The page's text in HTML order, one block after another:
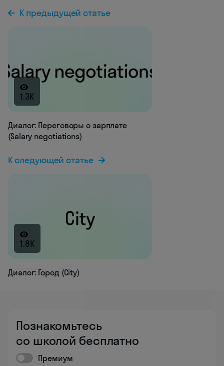
К предыдущей статье
1.3K
Диалог: Переговоры о зарплате
(Salary negotiations)
К следующей статье
1.8K
Диалог: Город (City)
Познакомьтесь
со школой бесплатно
Премиум